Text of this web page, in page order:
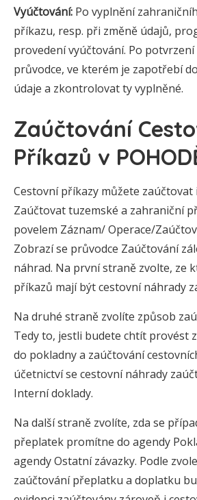
Vyúčtování: Po vyplnění
příkazu, resp. při změně údajů,
provedení vyúčtování. Po potvrzení
průvodce, ve kterém je zapotřebí
údaje a zkontrolovat ty vyplněné.
Zaúčtování
Příkazů v
Cestovní příkazy můžete zaúčtovat
Zaúčtovat tuzemské a zahraniční
povelem Záznam/ Operace/
Zobrazí se průvodce Zaúčtování
náhrad. Na první straně zvolte, ze
příkazů mají být cestovní náhrady
Na druhé straně zvolíte způsob
Tedy to, jestli budete chtít provést
do pokladny a zaúčtování
účetnictví se cestovní náhrady
Interní doklady.
Na další straně zvolíte, zda se
přeplatek promítne do agendy
agendy Ostatní závazky. Podle
zaúčtování přeplatku a doplatku